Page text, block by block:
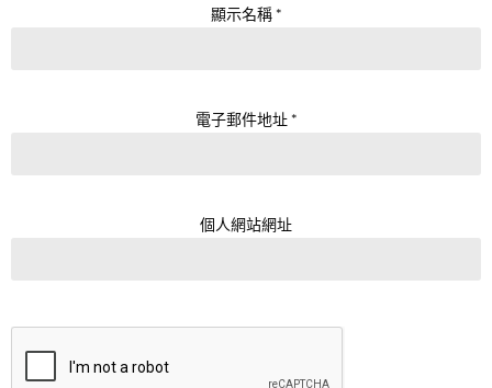
顯示名稱 *
電子郵件地址 *
個人網站網址